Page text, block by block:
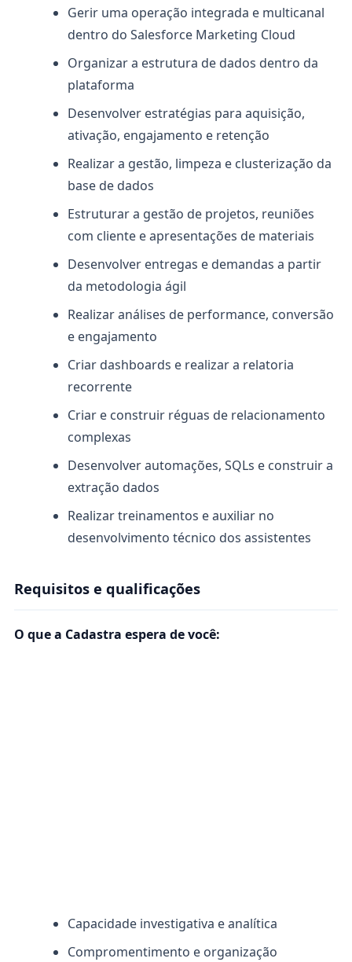
Gerir uma operação integrada e multicanal
dentro do Salesforce Marketing Cloud
Organizar a estrutura de dados dentro da
plataforma
Desenvolver estratégias para aquisição,
ativação, engajamento e retenção
Realizar a gestão, limpeza e clusterização da
base de dados
Estruturar a gestão de projetos, reuniões
com cliente e apresentações de materiais
Desenvolver entregas e demandas a partir
da metodologia ágil
Realizar análises de performance, conversão
e engajamento
Criar dashboards e realizar a relatoria
recorrente
Criar e construir réguas de relacionamento
complexas
Desenvolver automações, SQLs e construir a
extração dados
Realizar treinamentos e auxiliar no
desenvolvimento técnico dos assistentes
Requisitos e qualificações
O que a Cadastra espera de você:
Capacidade investigativa e analítica
Compromentimento e organização